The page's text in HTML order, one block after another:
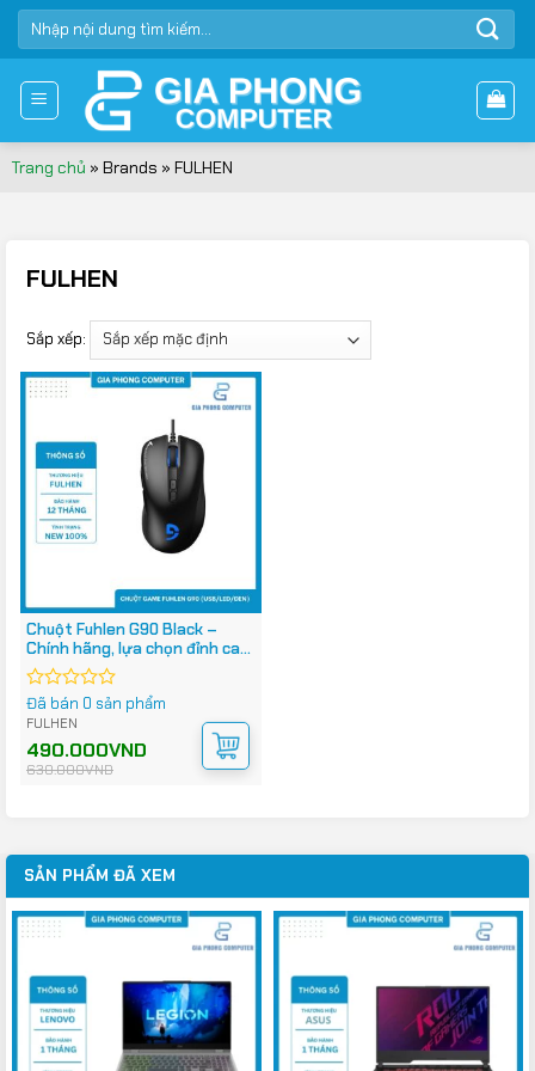
Bỏ
qua
dung
TÌM
KIẾM:
Trang chủ » Brands » FULHEN
FULHEN
Sắp xếp:
Chuột Fuhlen G90 Black –
Chính hãng, lựa chọn đỉnh cao
cho game thủ
Được
xếp
0
5
Đã bán 0 sản phẩm
FULHEN
630.000VND
Giá
gốc
là:
490.000VND
Giá
hiện
tại
SẢN PHẨM ĐÃ XEM